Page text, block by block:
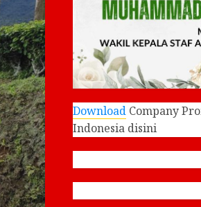
DownloadCompany
Indonesia disini